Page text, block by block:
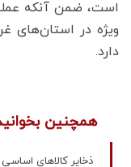
است، ضمن آنکه
ویژه در استان‌های
دارد.
همچنین
ذخایر کالاهای اساسی کشور تا ۵